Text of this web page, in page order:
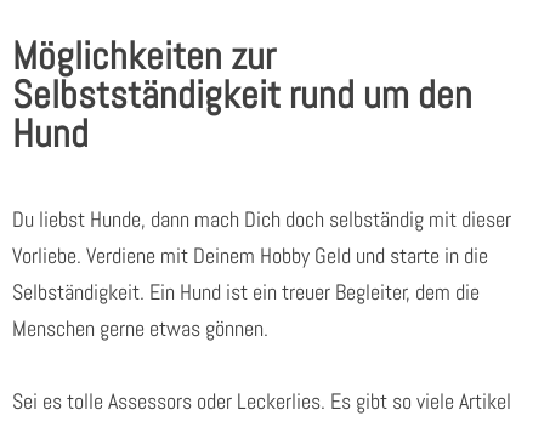
Möglichkeiten zur
Selbstständigkeit rund um den
Hund
Du liebst Hunde, dann mach Dich doch selbständig mit dieser
Vorliebe. Verdiene mit Deinem Hobby Geld und starte in die
Selbständigkeit. Ein Hund ist ein treuer Begleiter, dem die
Menschen gerne etwas gönnen.
Sei es tolle Assessors oder Leckerlies. Es gibt so viele Artikel